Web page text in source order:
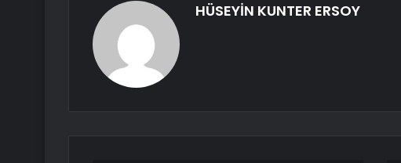
HÜSEYİN KUNTER ERSOY